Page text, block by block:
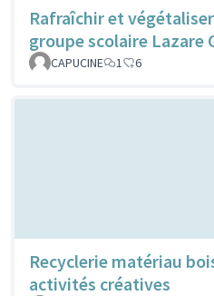
Rafraîchir et
groupe scolaire Lazare
CAPUCINE 1 6
Recyclerie matériau
activités créatives